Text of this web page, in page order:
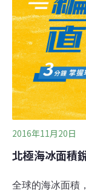
面平均溫度，比
（攝氏0.94度）
1月到11月，比
有12月最後數據
這使得北極海冰
報告引述美國國
2016年11月20日
北極海冰面積
全球的海冰面積